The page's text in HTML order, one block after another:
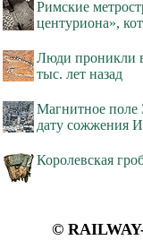
Римские
центуриона»,
Люди проникли
тыс. лет назад
Магнитное поле
дату сожжения
Королевская
©